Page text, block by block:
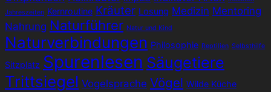
Jahreszeiten Kernroutine Kräuter Losung Medizin Mentoring
Nahrung Naturführer Natur und Kind
Naturverbindungen Philosophie Reptilien Selbsthilfe
Sitzplatz Spurenlesen Säugetiere
Trittsiegel Vogelsprache Vögel Wilde Küche